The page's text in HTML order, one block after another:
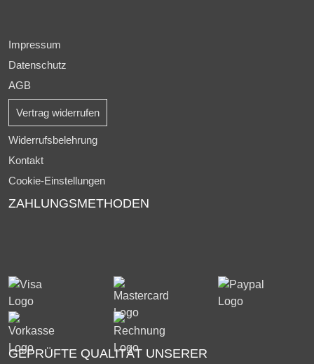
Impressum
Datenschutz
AGB
Vertrag widerrufen
Widerrufsbelehrung
Kontakt
Cookie-Einstellungen
ZAHLUNGSMETHODEN
GEPRÜFTE QUALITÄT UNSERER